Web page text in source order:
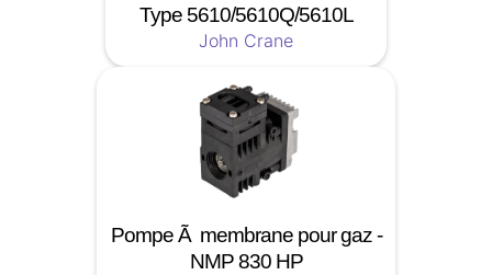
Type 5610/5610Q/5610L
John Crane
Pompe Ã membrane pour gaz -
NMP 830 HP